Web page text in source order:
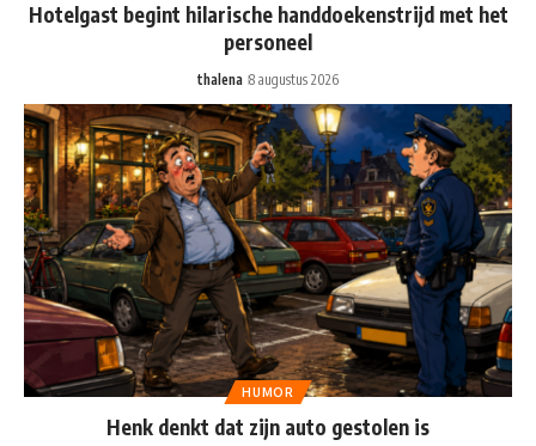
Hotelgast begint hilarische handdoekenstrijd met het
personeel
thalena 8 augustus 2026
HUMOR
Henk denkt dat zijn auto gestolen is